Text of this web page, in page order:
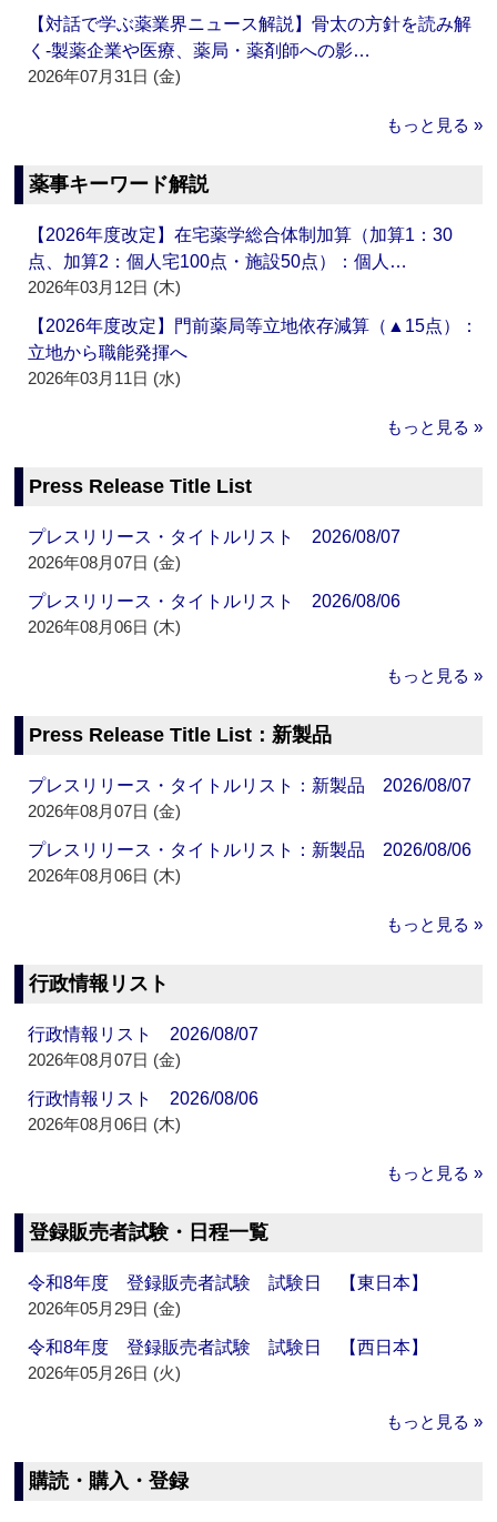
【対話で学ぶ薬業界ニュース解説】骨太の方針を読み解
く‐製薬企業や医療、薬局・薬剤師への影…
2026年07月31日 (金)
もっと見る »
薬事キーワード解説
【2026年度改定】在宅薬学総合体制加算（加算1：30
点、加算2：個人宅100点・施設50点）：個人…
2026年03月12日 (木)
【2026年度改定】門前薬局等立地依存減算（▲15点）：
立地から職能発揮へ
2026年03月11日 (水)
もっと見る »
Press Release Title List
プレスリリース・タイトルリスト 2026/08/07
2026年08月07日 (金)
プレスリリース・タイトルリスト 2026/08/06
2026年08月06日 (木)
もっと見る »
Press Release Title List：新製品
プレスリリース・タイトルリスト：新製品 2026/08/07
2026年08月07日 (金)
プレスリリース・タイトルリスト：新製品 2026/08/06
2026年08月06日 (木)
もっと見る »
行政情報リスト
行政情報リスト 2026/08/07
2026年08月07日 (金)
行政情報リスト 2026/08/06
2026年08月06日 (木)
もっと見る »
登録販売者試験・日程一覧
令和8年度 登録販売者試験 試験日 【東日本】
2026年05月29日 (金)
令和8年度 登録販売者試験 試験日 【西日本】
2026年05月26日 (火)
もっと見る »
購読・購入・登録